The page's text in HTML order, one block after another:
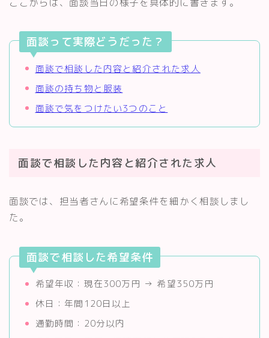
面談って実際どうだった？
面談で相談した内容と紹介された求人
面談の持ち物と服装
面談で気をつけたい3つのこと
面談で相談した内容と紹介された求人
面談では、担当者さんに希望条件を細かく相談しまし
た。
面談で相談した希望条件
希望年収：現在300万円 → 希望350万円
休日：年間120日以上
通勤時間：20分以内